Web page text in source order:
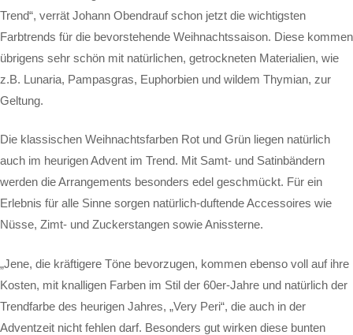
Trend“, verrät Johann Obendrauf schon jetzt die wichtigsten
Farbtrends für die bevorstehende Weihnachtssaison. Diese kommen
übrigens sehr schön mit natürlichen, getrockneten Materialien, wie
z.B. Lunaria, Pampasgras, Euphorbien und wildem Thymian, zur
Geltung.
Die klassischen Weihnachtsfarben Rot und Grün liegen natürlich
auch im heurigen Advent im Trend. Mit Samt- und Satinbändern
werden die Arrangements besonders edel geschmückt. Für ein
Erlebnis für alle Sinne sorgen natürlich-duftende Accessoires wie
Nüsse, Zimt- und Zuckerstangen sowie Anissterne.
„Jene, die kräftigere Töne bevorzugen, kommen ebenso voll auf ihre
Kosten, mit knalligen Farben im Stil der 60er-Jahre und natürlich der
Trendfarbe des heurigen Jahres, „Very Peri“, die auch in der
Adventzeit nicht fehlen darf. Besonders gut wirken diese bunten